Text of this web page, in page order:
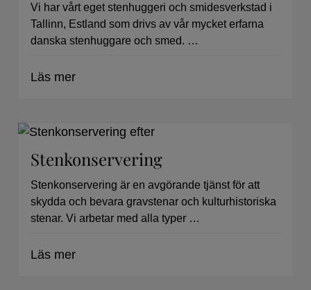
Vi har vårt eget stenhuggeri och smidesverkstad i
Tallinn, Estland som drivs av vår mycket erfarna
danska stenhuggare och smed. …
Läs mer
Stenkonservering
Stenkonservering är en avgörande tjänst för att
skydda och bevara gravstenar och kulturhistoriska
stenar. Vi arbetar med alla typer …
Läs mer